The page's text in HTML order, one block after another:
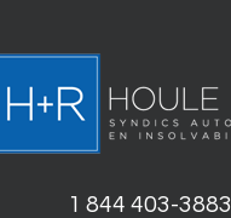
1 844 403-3883